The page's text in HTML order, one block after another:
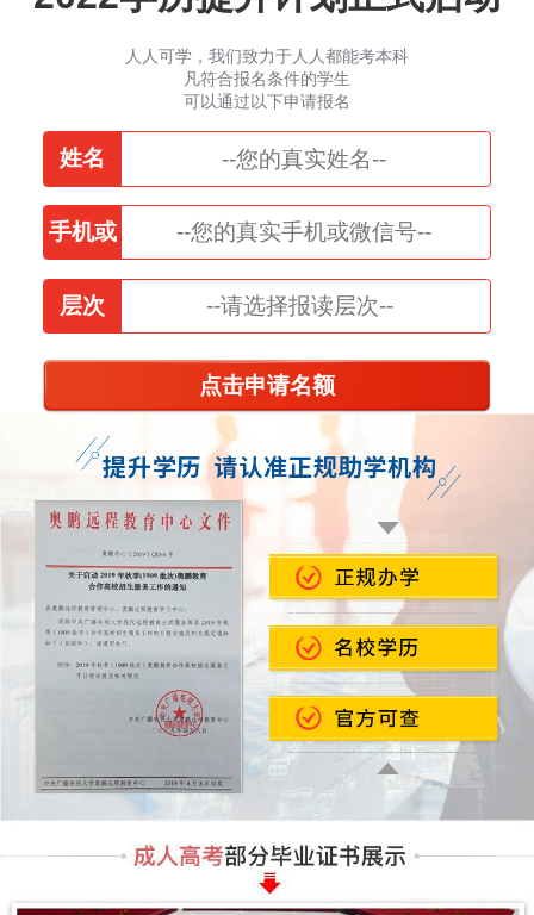
人人可学，我们致力于人人都能考本科
凡符合报名条件的学生
可以通过以下申请报名
姓名
手机或
微信
层次